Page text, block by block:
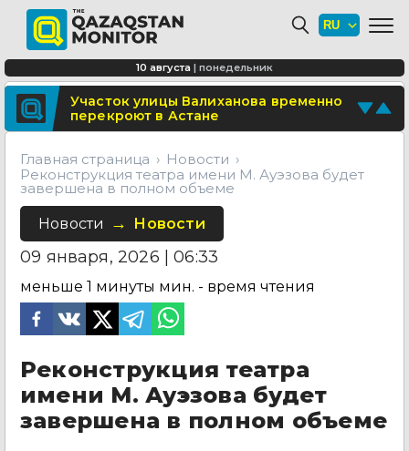
Поделитесь новостью
Отправьте свои новости и события
10 августа | понедельник
Минтранспорта утвердило новые
расценки для проезда по БАКАД
СОР и СОЧ планируют отменить для
учеников начальных классов в
Казахстане
Участок улицы Валиханова временно
перекроют в Астане
Главная страница
Новости
Реконструкция театра имени М. Ауэзова будет
завершена в полном объеме
Новости Новости
09 января, 2026 | 06:33
меньше 1 минуты мин. - время чтения
Реконструкция театра
имени М. Ауэзова будет
завершена в полном объеме